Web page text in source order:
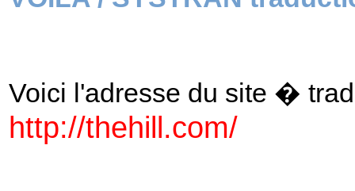
Voici l'adresse du site �
http://thehill.com/